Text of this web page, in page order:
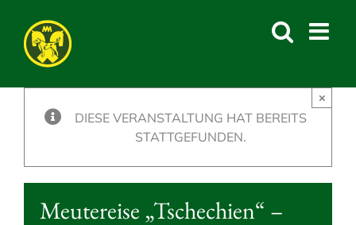
content
DIESE VERANSTALTUNG HAT BEREITS
STATTGEFUNDEN.
×
Meutereise „Tschechien“ –